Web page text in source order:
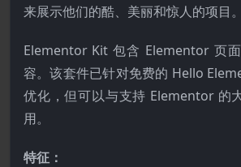
来展示他们的酷、美丽和惊人的项目。
Elementor Kit 包含 Elementor 页
容。该套件已针对免费的 Hello
优化，但可以与支持 Elementor 的
用。
特征：